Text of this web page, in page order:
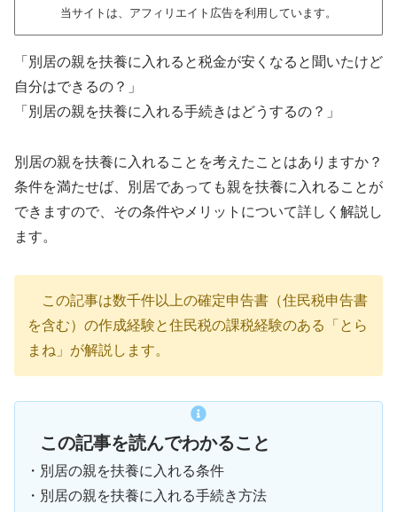
当サイトは、アフィリエイト広告を利用しています。
「別居の親を扶養に入れると税金が安くなると聞いたけど
自分はできるの？」
「別居の親を扶養に入れる手続きはどうするの？」
別居の親を扶養に入れることを考えたことはありますか？
条件を満たせば、別居であっても親を扶養に入れることが
できますので、その条件やメリットについて詳しく解説し
ます。
この記事は数千件以上の確定申告書（住民税申告書
を含む）の作成経験と住民税の課税経験のある「とら
まね」が解説します。
この記事を読んでわかること
・別居の親を扶養に入れる条件
・別居の親を扶養に入れる手続き方法